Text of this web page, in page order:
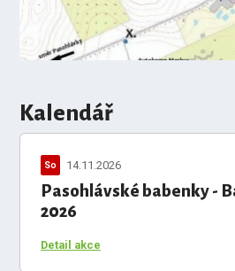
Kalendář
Pasohlávské babenky -
2026
So 14.11.2026
Detail akce